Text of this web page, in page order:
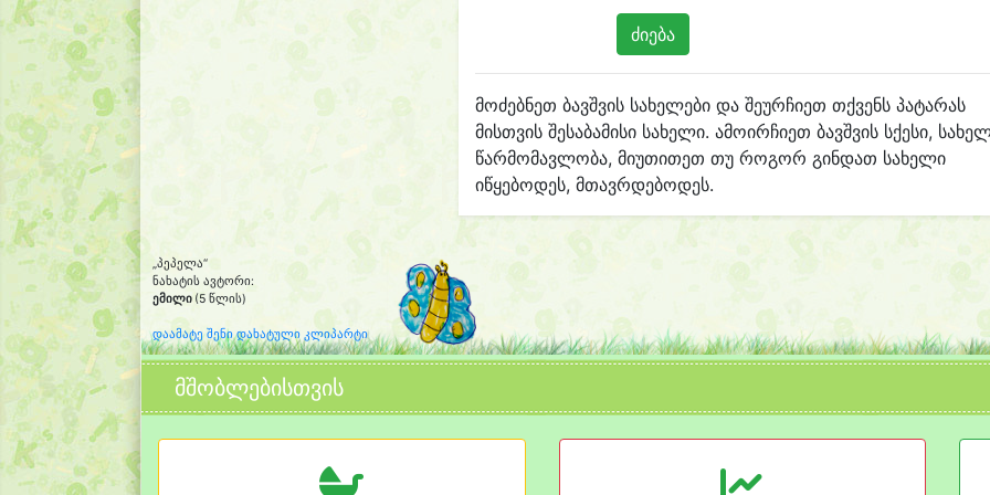
მოძებნეთ ბავშვის სახელები და შეურჩიეთ თქვენს პატარას
მისთვის შესაბამისი სახელი. ამოირჩიეთ ბავშვის სქესი,
წარმომავლობა, მიუთითეთ თუ როგორ გინდათ სახელი
იწყებოდეს, მთავრდებოდეს.
„პეპელა“
ნახატის ავტორი:
ემილი (5 წლის)
დაამატე შენი დახატული კლიპარტი
მშობლებისთვის